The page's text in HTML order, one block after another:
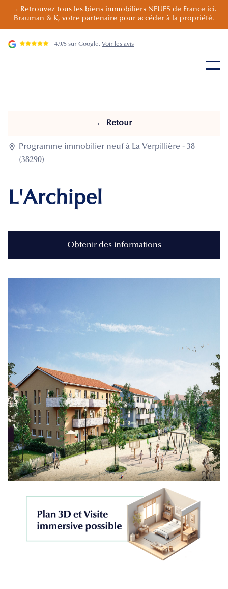
→ Retrouvez tous les biens immobiliers NEUFS de France ici.
Brauman & K, votre partenaire pour accéder à la propriété.
4.9/5 sur Google. Voir les avis
← Retour

Programme immobilier neuf à La Verpillière - 38
(38290)
L'Archipel
Obtenir des informations